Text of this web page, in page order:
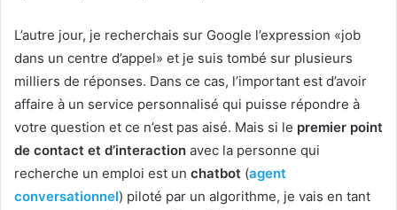
L’autre jour, je recherchais sur Google l’expression «job
dans un centre d’appel» et je suis tombé sur plusieurs
milliers de réponses. Dans ce cas, l’important est d’avoir
affaire à un service personnalisé qui puisse répondre à
votre question et ce n’est pas aisé. Mais si le premier point
de contact et d’interaction avec la personne qui
recherche un emploi est un chatbot (agent
conversationnel) piloté par un algorithme, je vais en tant